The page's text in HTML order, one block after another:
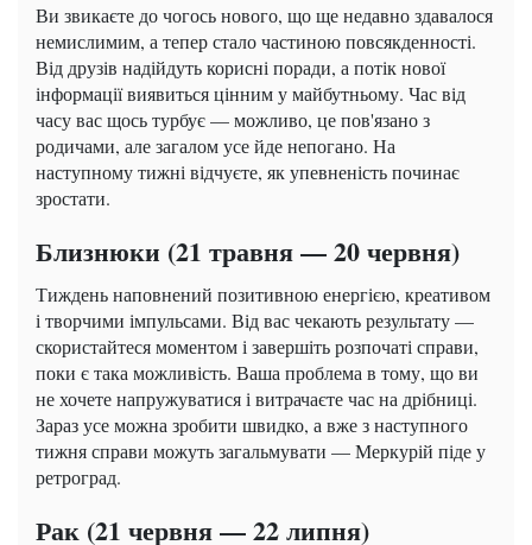
Ви звикаєте до чогось нового, що ще недавно здавалося
немислимим, а тепер стало частиною повсякденності.
Від друзів надійдуть корисні поради, а потік нової
інформації виявиться цінним у майбутньому. Час від
часу вас щось турбує — можливо, це пов'язано з
родичами, але загалом усе йде непогано. На
наступному тижні відчуєте, як упевненість починає
зростати.
Близнюки (21 травня — 20 червня)
Тиждень наповнений позитивною енергією, креативом
і творчими імпульсами. Від вас чекають результату —
скористайтеся моментом і завершіть розпочаті справи,
поки є така можливість. Ваша проблема в тому, що ви
не хочете напружуватися і витрачаєте час на дрібниці.
Зараз усе можна зробити швидко, а вже з наступного
тижня справи можуть загальмувати — Меркурій піде у
ретроград.
Рак (21 червня — 22 липня)